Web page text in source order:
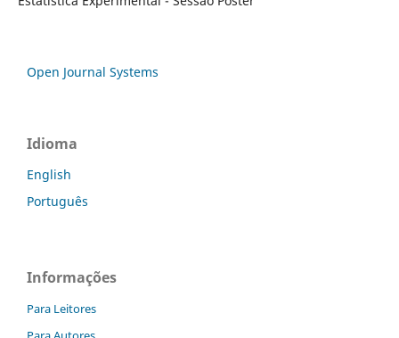
Open Journal Systems
Idioma
English
Português
Informações
Para Leitores